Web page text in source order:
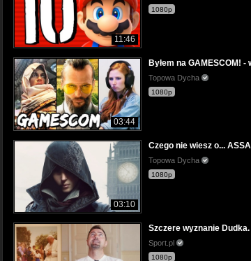
11:46
1080p
03:44
Byłem na GAMESCOM!
Topowa Dycha
1080p
03:10
Czego nie wiesz o...
Topowa Dycha
1080p
Szczere wyznanie
Sport.pl
1080p